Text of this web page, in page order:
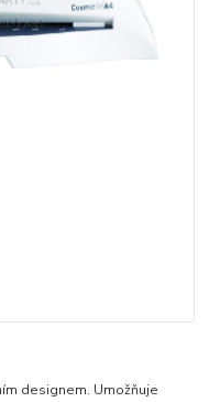
designem. Umožňuje